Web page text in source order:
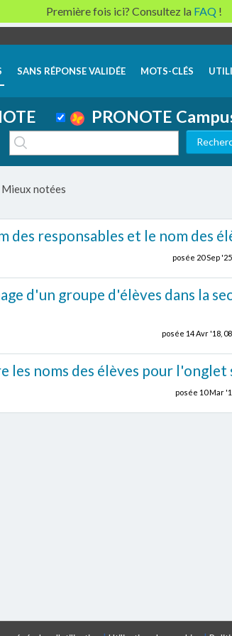
SANS RÉPONSE VALIDÉE MOTS-CLÉS
PRONOTE
Mieux notées
des responsables et le nom des
posée 20 Sep
d'un groupe d'élèves dans la
posée 14 Avr '18,
les noms des élèves pour l'onglet
posée 10 Mar
Première fois ici? Consultez la FAQ !